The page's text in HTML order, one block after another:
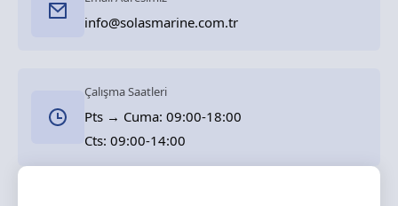
info@solasmarine.com.tr
Çalışma Saatleri
Pts → Cuma: 09:00-18:00
Cts: 09:00-14:00